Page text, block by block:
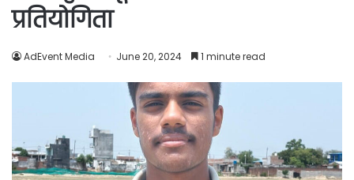
प्रतियोगिता
AdEvent Media June 20, 2024 1 minute read